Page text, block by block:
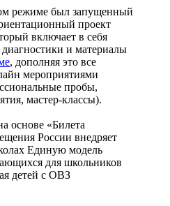
режиме был запущенный
проект
включает в себя
и материалы
, дополняя это все
мероприятиями
пробы,
мастер-классы).
основе «Билета
России внедряет
Единую модель
для школьников
детей с ОВЗ